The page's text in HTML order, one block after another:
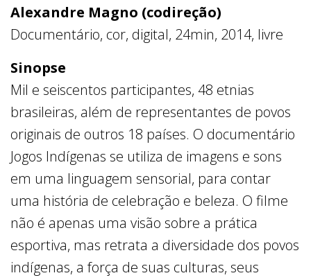
Alexandre Magno (codireção)
Documentário, cor, digital, 24min, 2014, livre
Sinopse
Mil e seiscentos participantes, 48 etnias
brasileiras, além de representantes de povos
originais de outros 18 países. O documentário
Jogos Indígenas se utiliza de imagens e sons
em uma linguagem sensorial, para contar
uma história de celebração e beleza. O filme
não é apenas uma visão sobre a prática
esportiva, mas retrata a diversidade dos povos
indígenas, a força de suas culturas, seus